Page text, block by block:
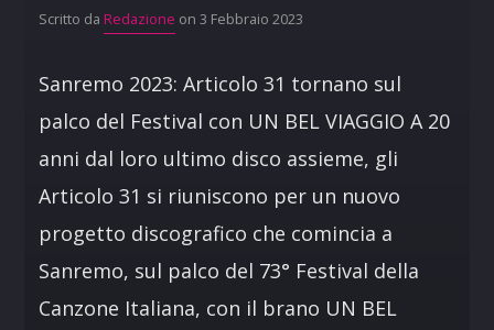
Scritto da Redazione on 3 Febbraio 2023
Sanremo 2023: Articolo 31 tornano sul
palco del Festival con UN BEL VIAGGIO A 20
anni dal loro ultimo disco assieme, gli
Articolo 31 si riuniscono per un nuovo
progetto discografico che comincia a
Sanremo, sul palco del 73° Festival della
Canzone Italiana, con il brano UN BEL